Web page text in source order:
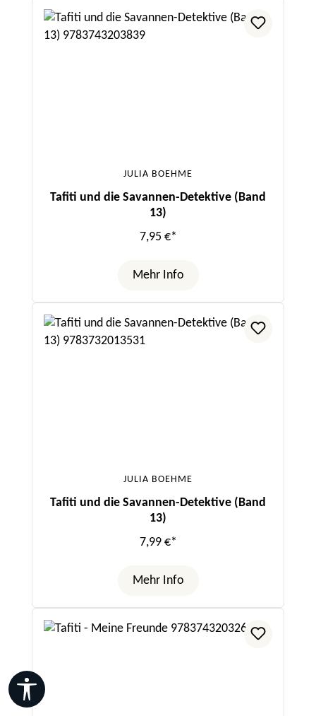
JULIA BOEHME
Tafiti und die Savannen-Detektive (Band
13)
7,95 €*
Mehr Info
JULIA BOEHME
Tafiti und die Savannen-Detektive (Band
13)
7,99 €*
Mehr Info
Werkzeugleiste anzeigen